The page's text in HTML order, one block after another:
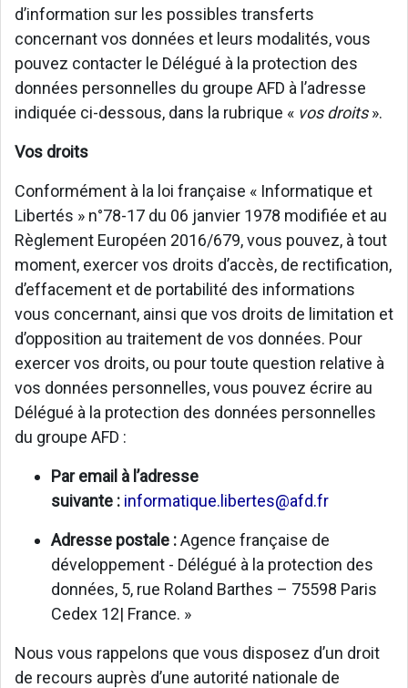
d’information sur les possibles transferts
concernant vos données et leurs modalités, vous
pouvez contacter le Délégué à la protection des
données personnelles du groupe AFD à l’adresse
indiquée ci-dessous, dans la rubrique « vos droits».
Vos droits
Conformément à la loi française « Informatique et
Libertés » n°78-17 du 06 janvier 1978 modifiée et au
Règlement Européen 2016/679, vous pouvez, à tout
moment, exercer vos droits d’accès, de rectification,
d’effacement et de portabilité des informations
vous concernant, ainsi que vos droits de limitation et
d’opposition au traitement de vos données. Pour
exercer vos droits, ou pour toute question relative à
vos données personnelles, vous pouvez écrire au
Délégué à la protection des données personnelles
du groupe AFD :
Par email à l’adresse
suivante : informatique.libertes@afd.fr
Adresse postale :Agence française de
développement - Délégué à la protection des
données, 5, rue Roland Barthes – 75598 Paris
Cedex 12| France. »
Nous vous rappelons que vous disposez d’un droit
de recours auprès d’une autorité nationale de